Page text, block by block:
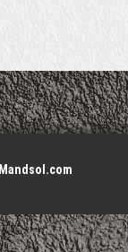
Mandsol.com